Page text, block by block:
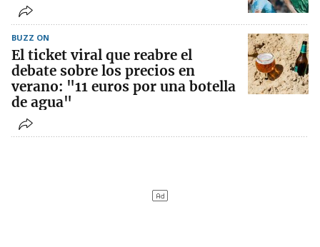
BUZZ ON
El ticket viral que reabre el
debate sobre los precios en
verano: "11 euros por una botella
de agua"